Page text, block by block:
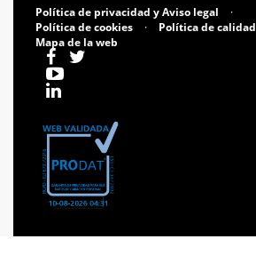
Política de privacidad y Aviso legal
·
Política de cookies
· Política de calidad
Mapa de la web